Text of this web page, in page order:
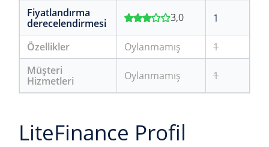
Fiyatlandırma
derecelendirmesi
3,0 1
Özellikler Oylanmamış
1
Müşteri
Hizmetleri
Oylanmamış 1
LiteFinance Profil